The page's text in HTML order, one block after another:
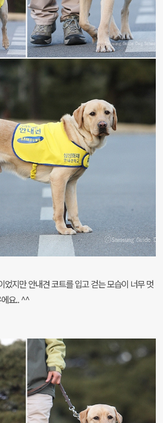
었지만 안내견 코트를 입고 걷는 모습이 너무 멋
요.. ^^